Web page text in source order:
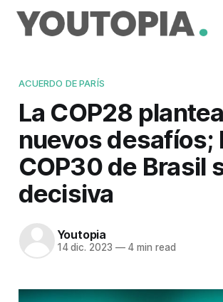
ACUERDO DE PARÍS
La COP28 plantea
nuevos desafíos;
COP30 de Brasil
decisiva
Youtopia
14 dic. 2023 —4 min read